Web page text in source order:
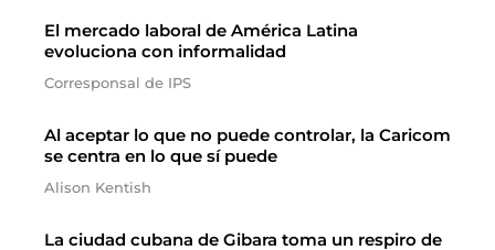
El mercado laboral de América Latina
evoluciona con informalidad
Corresponsal de IPS
Al aceptar lo que no puede controlar, la Caricom
se centra en lo que sí puede
Alison Kentish
La ciudad cubana de Gibara toma un respiro de